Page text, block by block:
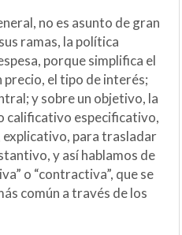
no es asunto de gran
ramas, la política
porque simplifica el
el tipo de interés;
y sobre un objetivo, la
calificativo especificativo,
explicativo, para trasladar
y así hablamos de
o “contractiva”, que se
común a través de los